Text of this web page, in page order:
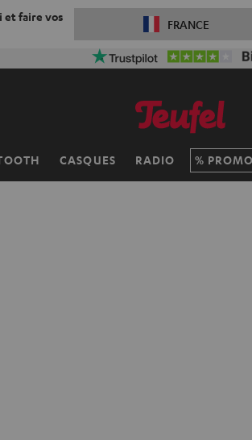
et faire vos
FRANCE
CASQUES RADIO PROMO